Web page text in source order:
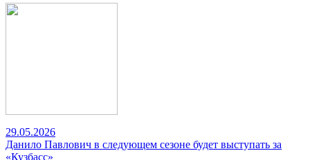
29.05.2026
Данило Павлович в следующем сезоне будет выступать за
«Кузбасс»